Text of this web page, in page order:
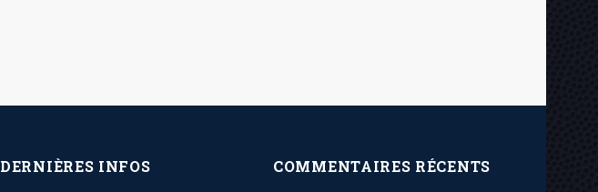
DERNIÈRES INFOS COMMENTAIRES RÉCENTS